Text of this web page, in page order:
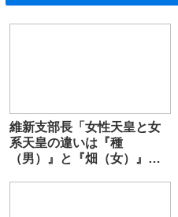
維新支部長「女性天皇と女
系天皇の違いは『種
（男）』と『畑（女）』で